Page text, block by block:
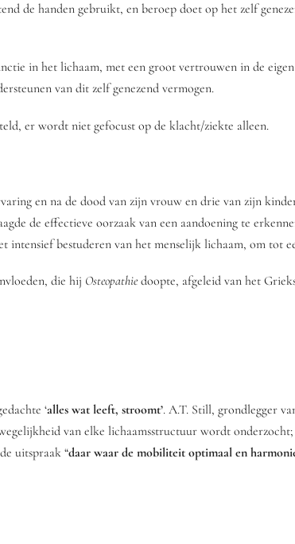
de handen gebruikt, en beroep doet op het zelf
in het lichaam, met een groot vertrouwen in de
van dit zelf genezend vermogen.
er wordt niet gefocust op de klacht/ziekte alleen.
en na de dood van zijn vrouw en drie van zijn
de effectieve oorzaak van een aandoening te
bestuderen van het menselijk lichaam, om tot
die hij Osteopathiedoopte, afgeleid van het
‘alles wat leeft, stroomt’. A.T. Still, grondlegger
van elke lichaamsstructuur wordt
uitspraak “daar waar de mobiliteit optimaal en